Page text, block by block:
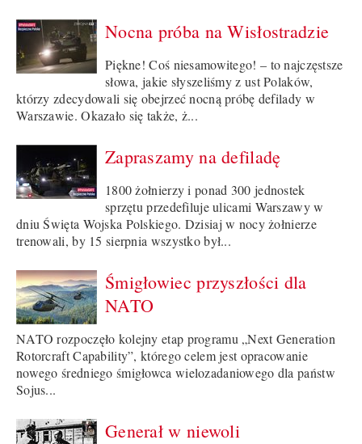
Nocna próba na Wisłostradzie
Piękne! Coś niesamowitego! – to najczęstsze
słowa, jakie słyszeliśmy z ust Polaków,
którzy zdecydowali się obejrzeć nocną próbę defilady w
Warszawie. Okazało się także, ż...
Zapraszamy na defiladę
1800 żołnierzy i ponad 300 jednostek
sprzętu przedefiluje ulicami Warszawy w
dniu Święta Wojska Polskiego. Dzisiaj w nocy żołnierze
trenowali, by 15 sierpnia wszystko był...
Śmigłowiec przyszłości dla
NATO
NATO rozpoczęło kolejny etap programu „Next Generation
Rotorcraft Capability”, którego celem jest opracowanie
nowego średniego śmigłowca wielozadaniowego dla państw
Sojus...
Generał w niewoli